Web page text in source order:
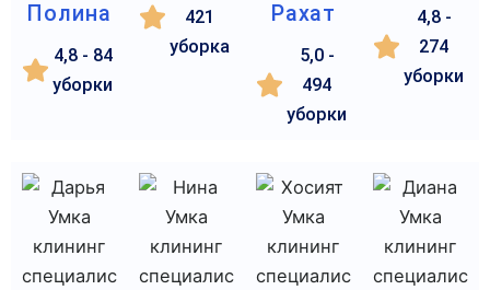
Полина
4,8 - 84
уборки
421
уборка
Рахат
5,0 -
494
уборки
4,8 -
274
уборки